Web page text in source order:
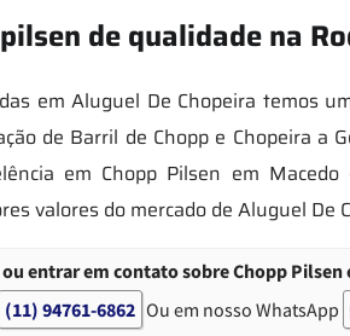
de qualidade na
em Aluguel De Chopeira temos
de Barril de Chopp e Chopeira
em Chopp Pilsen em
valores do mercado de Aluguel De
entrar em contato sobre Chopp Pilsen
(11) 94761-6862 Ou em nosso WhatsApp